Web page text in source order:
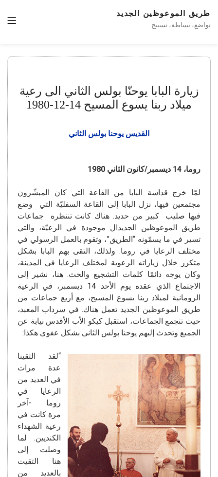
طريق الموعوظين الجديد
تواضع، بساطة، تسبيح
زيارة البابا يوحنّا بولس الثاني الى رعية
ميلاد ربنا يسوع المسيح 14-12-1980
القديس يوحنا بولس الثاني
روما، 14 ديسمبر/كانون الثاني 1980
لمّا خرج قداسة البابا من القاعة التي كان المبشّرون
مجتمعين فيها، نزل البابا إلى القاعة السفليّة التي وضع
فيها صليب كبير من حديد. هناك كانت تنتظره جماعات
طريق الموعوظين الجديدال موجودة في الرعيّة، والتي
تسير في ما يسمّونه “الطريق”، وتقوم بالعمل الرسولي في
مختلف الرعايا في روما. ولذلك، التقى بهم البابا بشكل
متكرر خلال زياراته الرعوية لمختلف الرعايا في المدينة،
وكان يوجه دائمًا كلمات التشجيع والحث. هنا، نشير إلى
الاجتماع الذي عقده يوم الأحد 14 ديسمبر، في الرعية
الرومانية لميلاد ربنا يسوع المسيح، مع أربع جماعات من
طريق الموعوظين الجديد تعمل هناك. في سرداب المعبد،
حيث تتجمع الجماعات، استقبل كيكو الأب الأقدس نيابة عن
الجميع وتحدث إليهم يوحنا بولس الثاني بشكل عفوي هكذا:
“لقد التقينا
عدة مرات
في العديد من
الرعايا في
روما -آخر
مرة كانت في
رعية الشهداء
الكنديين. لما
وصلت إلى
هنا التقيت
بالعديد من